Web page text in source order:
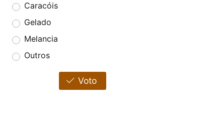
Caracóis
Gelado
Melancia
Outros
Voto